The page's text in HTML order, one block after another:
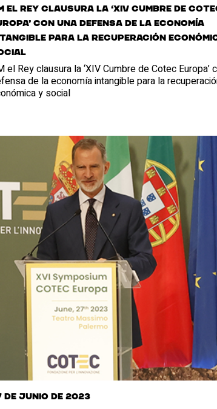
el Rey clausura la ‘XIV Cumbre de
con una defensa de la economía
para la recuperación
el Rey clausura la ‘XIV Cumbre de Cotec Europa’
de la economía intangible para la
y social
de junio de 2023